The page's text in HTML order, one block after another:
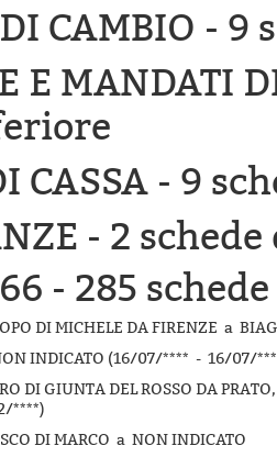
CAMBIO - 9
E MANDATI
CASSA - 9
- 2
- 285
DI MICHELE DA FIRENZE a
INDICATO (16/07/**** - 16/07/
DI GIUNTA DEL ROSSO DA
****)
DI MARCO a NON INDICATO